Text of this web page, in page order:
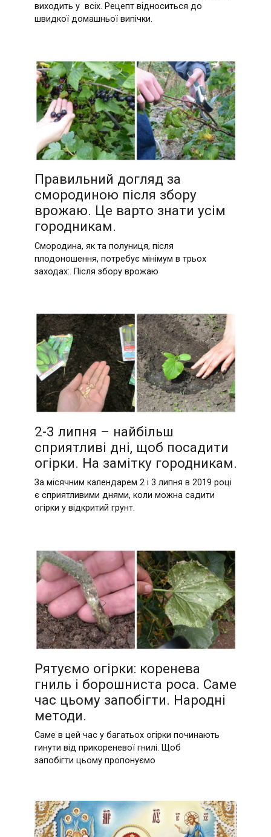
виходить у всіх. Рецепт відноситься до
швидкої домашньої випічки.
Правильний догляд за
смородиною після збору
врожаю. Це варто знати усім
городникам.
Смородина, як та полуниця, після
плодоношення, потребує мінімум в трьох
заходах:. Після збору врожаю
2-3 липня – найбільш
сприятливі дні, щоб посадити
огірки. На замітку городникам.
За місячним календарем 2 і 3 липня в 2019 році
є сприятливими днями, коли можна садити
огірки у відкритий грунт.
Рятуємо огірки: коренева
гниль і борошниста роса. Саме
час цьому запобігти. Народні
методи.
Саме в цей час у багатьох огірки починають
гинути від прикореневої гнилі. Щоб
запобігти цьому пропонуємо